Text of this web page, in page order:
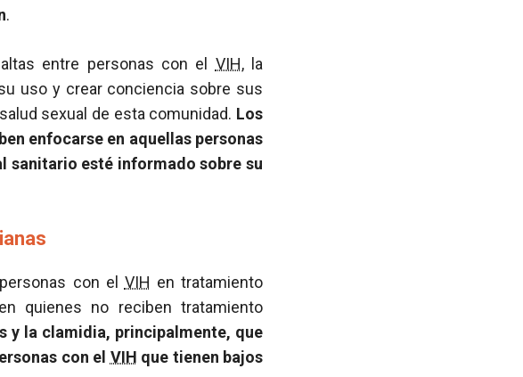
.
entre personas con el VIH, la
uso y crear conciencia sobre sus
sexual de esta comunidad. Los
enfocarse en aquellas personas
sanitario esté informado sobre su
con el VIH en tratamiento
quienes no reciben tratamiento
y la clamidia, principalmente, que
con el VIH que tienen bajos